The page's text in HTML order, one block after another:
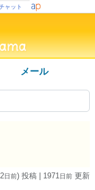
ャット
メール
日前) 投稿 | 1971 日前 更新